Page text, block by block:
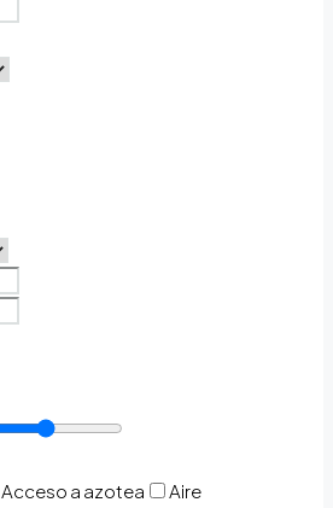
Acceso a azotea
Aire